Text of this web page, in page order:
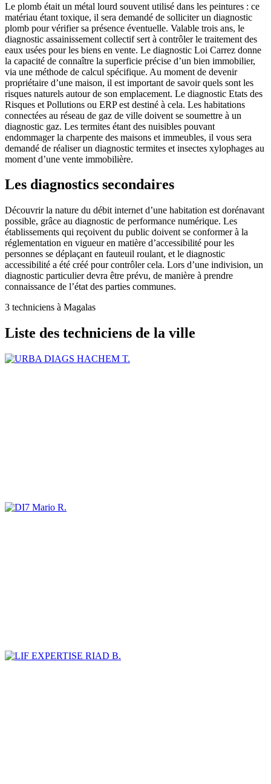
Le plomb était un métal lourd souvent utilisé dans les peintures : ce
matériau étant toxique, il sera demandé de solliciter un diagnostic
plomb pour vérifier sa présence éventuelle. Valable trois ans, le
diagnostic assainissement collectif sert à contrôler le traitement des
eaux usées pour les biens en vente. Le diagnostic Loi Carrez donne
la capacité de connaître la superficie précise d’un bien immobilier,
via une méthode de calcul spécifique. Au moment de devenir
propriétaire d’une maison, il est important de savoir quels sont les
risques naturels autour de son emplacement. Le diagnostic Etats des
Risques et Pollutions ou ERP est destiné à cela. Les habitations
connectées au réseau de gaz de ville doivent se soumettre à un
diagnostic gaz. Les termites étant des nuisibles pouvant
endommager la charpente des maisons et immeubles, il vous sera
demandé de réaliser un diagnostic termites et insectes xylophages au
moment d’une vente immobilière.
Les diagnostics secondaires
Découvrir la nature du débit internet d’une habitation est dorénavant
possible, grâce au diagnostic de performance numérique. Les
établissements qui reçoivent du public doivent se conformer à la
réglementation en vigueur en matière d’accessibilité pour les
personnes se déplaçant en fauteuil roulant, et le diagnostic
accessibilité a été créé pour contrôler cela. Lors d’une indivision, un
diagnostic particulier devra être prévu, de manière à prendre
connaissance de l’état des parties communes.
3 techniciens à Magalas
Liste des techniciens de la ville
HACHEM T.
Mario R.
RIAD B.